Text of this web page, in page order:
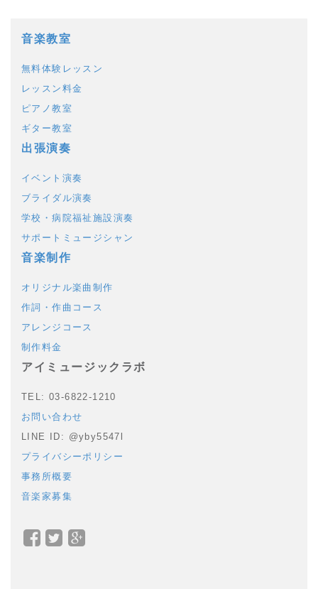
音楽教室
無料体験レッスン
レッスン料金
ピアノ教室
ギター教室
出張演奏
イベント演奏
ブライダル演奏
学校・病院福祉施設演奏
サポートミュージシャン
音楽制作
オリジナル楽曲制作
作詞・作曲コース
アレンジコース
制作料金
アイミュージックラボ
TEL: 03-6822-1210
お問い合わせ
LINE ID: @yby5547l
プライバシーポリシー
事務所概要
音楽家募集
Facebook
Twitter